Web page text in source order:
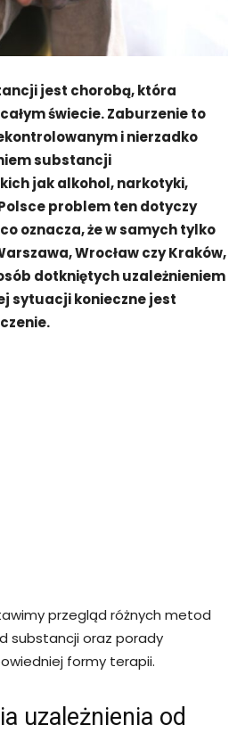
jest chorobą, która
świecie. Zaburzenie to
i nierzadko
substancji
jak alkohol, narkotyki,
problem ten dotyczy
oznacza, że w samych tylko
Wrocław czy Kraków,
dotkniętych uzależnieniem
sytuacji konieczne jest
przegląd różnych metod
substancji oraz porady
formy terapii.
uzależnienia od